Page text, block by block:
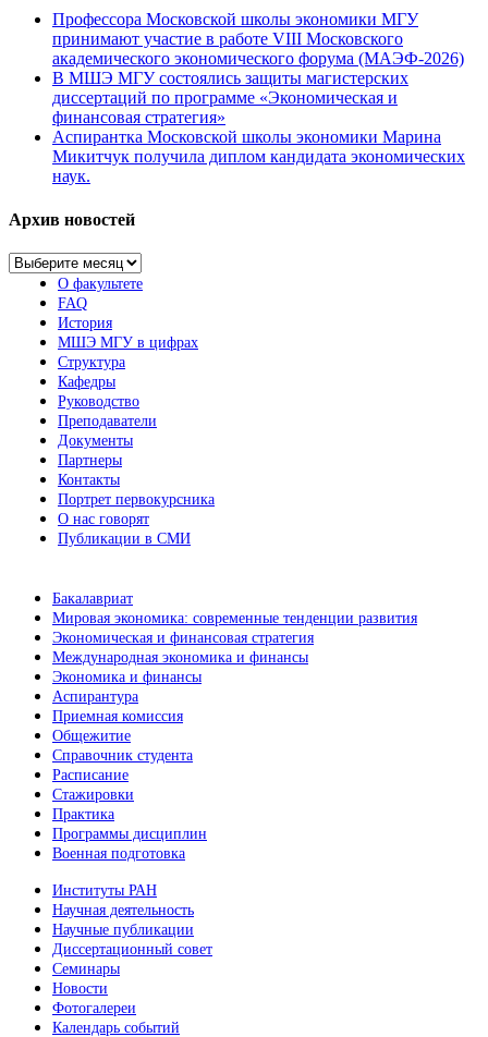
Профессора Московской школы экономики МГУ
принимают участие в работе VIII Московского
академического экономического форума (МАЭФ-2026)
В МШЭ МГУ состоялись защиты магистерских
диссертаций по программе «Экономическая и
финансовая стратегия»
Аспирантка Московской школы экономики Марина
Микитчук получила диплом кандидата экономических
наук.
Архив новостей
Архив
новостейО факультете
FAQ
История
МШЭ МГУ в цифрах
Структура
Кафедры
Руководство
Преподаватели
Документы
Партнеры
Контакты
Портрет первокурсника
О нас говорят
Публикации в СМИ
Бакалавриат
Мировая экономика: современные тенденции развития
Экономическая и финансовая стратегия
Международная экономика и финансы
Экономика и финансы
Аспирантура
Приемная комиссия
Общежитие
Справочник студента
Расписание
Стажировки
Практика
Программы дисциплин
Военная подготовка
Институты РАН
Научная деятельность
Научные публикации
Диссертационный совет
Семинары
Новости
Фотогалереи
Календарь событий